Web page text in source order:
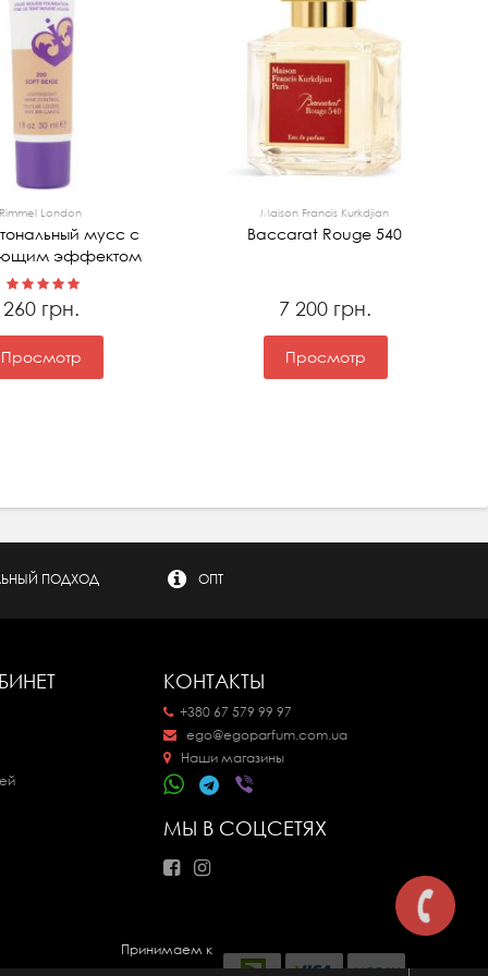
Rimmel London
мусс с
эффектом
260 грн.
Просмотр
Maison Francis Kurkdjian
Baccarat Rouge 540
7 200 грн.
Просмотр
ПОДХОД ОПТ
КОНТАКТЫ
+380 67 579 99 97
ego@egoparfum.com.ua
Наши магазины
МЫ В СОЦСЕТЯХ
Принимаем к
оплате: